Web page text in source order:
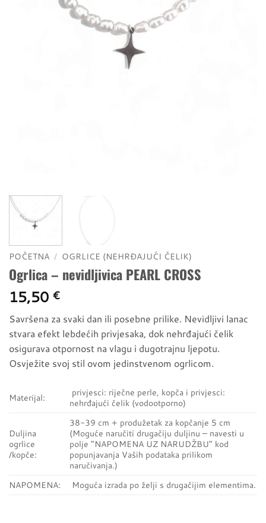
POČETNA / OGRLICE (NEHRĐAJUĆI ČELIK)
Ogrlica – nevidljivica PEARL CROSS
15,50 €
Savršena za svaki dan ili posebne prilike. Nevidljivi lanac
stvara efekt lebdećih privjesaka, dok nehrđajući čelik
osigurava otpornost na vlagu i dugotrajnu ljepotu.
Osvježite svoj stil ovom jedinstvenom ogrlicom.
Materijal:
privjesci: riječne perle, kopča i privjesci:
nehrđajući čelik (vodootporno)
Duljina
ogrlice
/kopče:
38-39 cm + produžetak za kopčanje 5 cm
(Moguće naručiti drugačiju duljinu – navesti u
polje “NAPOMENA UZ NARUDŽBU” kod
popunjavanja Vaših podataka prilikom
naručivanja.)
NAPOMENA:
Moguća izrada po želji s drugačijim elementima.